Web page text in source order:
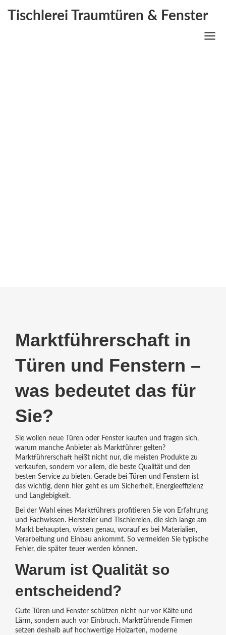
Tischlerei Traumtüren & Fenster
Marktführerschaft in
Türen und Fenstern –
was bedeutet das für
Sie?
Sie wollen neue Türen oder Fenster kaufen und fragen sich,
warum manche Anbieter als Marktführer gelten?
Marktführerschaft heißt nicht nur, die meisten Produkte zu
verkaufen, sondern vor allem, die beste Qualität und den
besten Service zu bieten. Gerade bei Türen und Fenstern ist
das wichtig, denn hier geht es um Sicherheit, Energieeffizienz
und Langlebigkeit.
Bei der Wahl eines Marktführers profitieren Sie von Erfahrung
und Fachwissen. Hersteller und Tischlereien, die sich lange am
Markt behaupten, wissen genau, worauf es bei Materialien,
Verarbeitung und Einbau ankommt. So vermeiden Sie typische
Fehler, die später teuer werden können.
Warum ist Qualität so
entscheidend?
Gute Türen und Fenster schützen nicht nur vor Kälte und
Lärm, sondern auch vor Einbruch. Marktführende Firmen
setzen deshalb auf hochwertige Holzarten, moderne